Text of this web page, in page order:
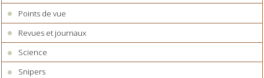
Points de vue
Revues et journaux
Science
Snipers